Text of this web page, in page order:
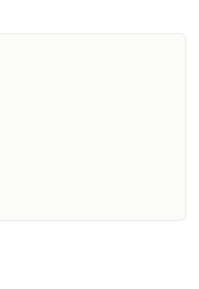
pochwy – bakteryjna